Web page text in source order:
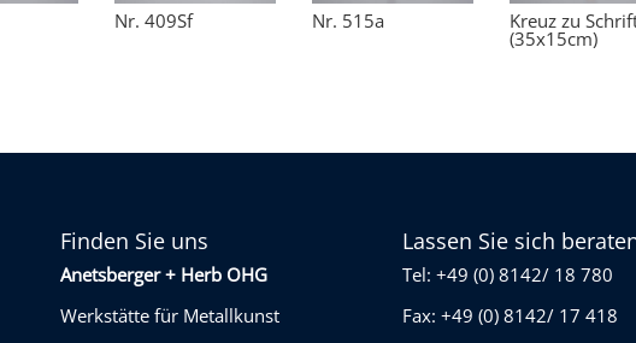
Nr. 409Sf Nr. 515a Kreuz zu
(35x15cm)
Finden Sie uns
Anetsberger + Herb OHG
Werkstätte für Metallkunst
Lassen Sie sich
Tel: +49 (0) 8142/ 18 780
Fax: +49 (0) 8142/ 17 418